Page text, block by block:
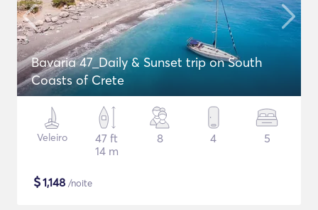
Bavaria 47_Daily & Sunset trip on South
Coasts of Crete
Veleiro
47 ft
14 m
8 4 5
$1,148 /noite